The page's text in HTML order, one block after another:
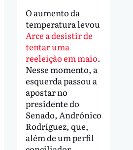
O aumento da
temperatura levou
Arce a desistir de
tentar uma
reeleição em maio.
Nesse momento, a
esquerda passou a
apostar no
presidente do
Senado, Andrónico
Rodríguez, que,
além de um perfil